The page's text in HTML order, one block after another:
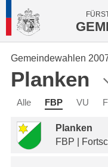
Gemeindewahlen
Planken
Alle FBP VU
Planken
FBP |